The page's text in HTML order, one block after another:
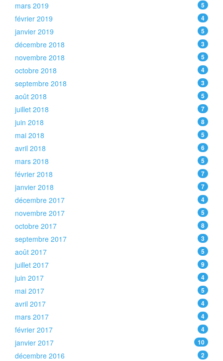
mars 2019 5
février 2019 4
janvier 2019 5
décembre 2018 3
novembre 2018 5
octobre 2018 4
septembre 2018 3
août 2018 5
juillet 2018 7
juin 2018 8
mai 2018 5
avril 2018 6
mars 2018 5
février 2018 7
janvier 2018 7
décembre 2017 4
novembre 2017 5
octobre 2017 8
septembre 2017 3
août 2017 5
juillet 2017 9
juin 2017 4
mai 2017 5
avril 2017 4
mars 2017 4
février 2017 4
janvier 2017 10
décembre 2016 2